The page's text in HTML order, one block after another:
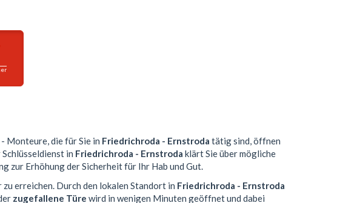
- Monteure, die für Sie in Friedrichroda - Ernstroda tätig sind, öffnen
in Friedrichroda - Ernstroda klärt Sie über mögliche
zur Erhöhung der Sicherheit für Ihr Hab und Gut.
zu erreichen. Durch den lokalen Standort in Friedrichroda - Ernstroda
zugefallene Türe wird in wenigen Minuten geöffnet und dabei